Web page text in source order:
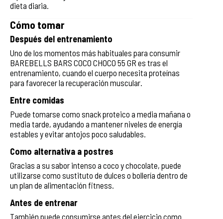
dieta diaria.
Cómo tomar
Después del entrenamiento
Uno de los momentos más habituales para consumir
BAREBELLS BARS COCO CHOCO 55 GR es tras el
entrenamiento, cuando el cuerpo necesita proteínas
para favorecer la recuperación muscular.
Entre comidas
Puede tomarse como snack proteico a media mañana o
media tarde, ayudando a mantener niveles de energía
estables y evitar antojos poco saludables.
Como alternativa a postres
Gracias a su sabor intenso a coco y chocolate, puede
utilizarse como sustituto de dulces o bollería dentro de
un plan de alimentación fitness.
Antes de entrenar
También puede consumirse antes del ejercicio como